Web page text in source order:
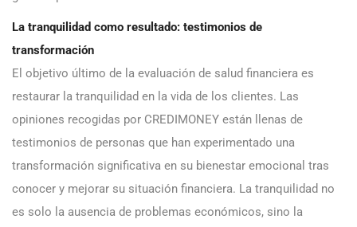
La tranquilidad como resultado: testimonios de
transformación
El objetivo último de la evaluación de salud financiera es
restaurar la tranquilidad en la vida de los clientes. Las
opiniones recogidas por CREDIMONEY están llenas de
testimonios de personas que han experimentado una
transformación significativa en su bienestar emocional tras
conocer y mejorar su situación financiera. La tranquilidad no
es solo la ausencia de problemas económicos, sino la